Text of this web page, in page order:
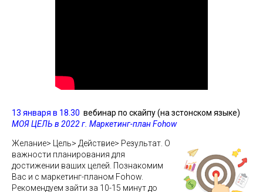
13 января в 18.30 вебинар по скайпу (на зстонском языке)
МОЯ ЦЕЛЬ в 2022 г. Маркетинг-план Fohow
Желание> Цель> Действие> Результат. О
важности планирования для
достижении ваших целей. Познакомим
Вас и с маркетинг-планом Fohow.
Рекомендуем зайти за 10-15 минут до